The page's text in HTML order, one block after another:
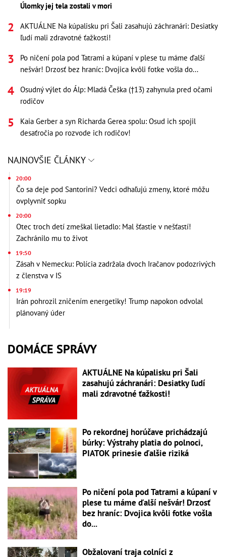
Úlomky jej tela zostali v mori
AKTUÁLNE Na kúpalisku pri Šali zasahujú záchranári: Desiatky
ľudí mali zdravotné ťažkosti!
Po ničení pola pod Tatrami a kúpaní v plese tu máme ďalší
nešvár! Drzosť bez hraníc: Dvojica kvôli fotke vošla do...
Osudný výlet do Álp: Mladá Češka (†13) zahynula pred očami
rodičov
Kaia Gerber a syn Richarda Gerea spolu: Osud ich spojil
desaťročia po rozvode ich rodičov!
NAJNOVŠIE ČLÁNKY
20:00
Čo sa deje pod Santorini? Vedci odhaľujú zmeny, ktoré môžu
ovplyvniť sopku
20:00
Otec troch detí zmeškal lietadlo: Mal šťastie v nešťastí!
Zachránilo mu to život
19:50
Zásah v Nemecku: Polícia zadržala dvoch Iračanov podozrivých
z členstva v IS
19:19
Irán pohrozil zničením energetiky! Trump napokon odvolal
plánovaný úder
DOMÁCE SPRÁVY
AKTUÁLNE Na kúpalisku pri Šali
zasahujú záchranári: Desiatky ľudí
mali zdravotné ťažkosti!
Po rekordnej horúčave prichádzajú
búrky: Výstrahy platia do polnoci,
PIATOK prinesie ďalšie riziká
Po ničení pola pod Tatrami a kúpaní v
plese tu máme ďalší nešvár! Drzosť
bez hraníc: Dvojica kvôli fotke vošla
do...
Obžalovaní traja colníci z